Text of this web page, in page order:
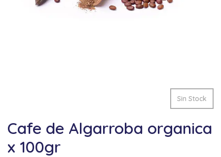
Sin Stock
Cafe de Algarroba organica
x 100gr